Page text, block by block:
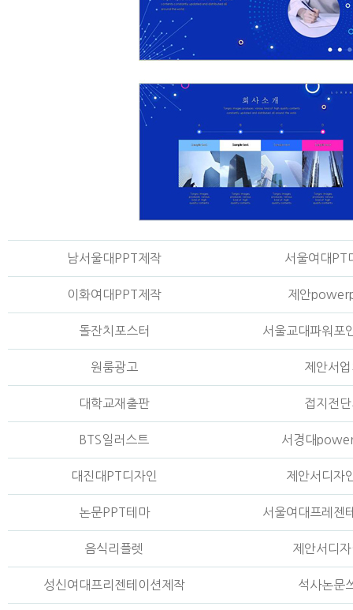
남서울대PPT제작 서울여대PT
이화여대PPT제작 제안
돌잔치포스터 서울교대파워포
원룸광고 제안서
대학교재출판 접지전
BTS일러스트 서경대
대진대PT디자인 제안서디자
논문PPT테마 서울여대프레젠
음식리플렛 제안서디
성신여대프리젠테이션제작 석사논문